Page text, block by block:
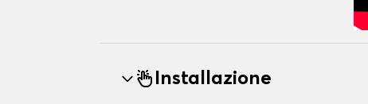
Installazione